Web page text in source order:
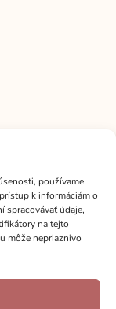
používame
k informáciám o
spracovávať údaje,
na tejto
môže nepriaznivo